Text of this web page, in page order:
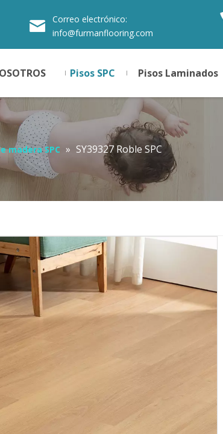
Correo electrónico:
info@furmanflooring.com
Pisos SPC Pisos Laminados
madera SPC » SY39327 Roble SPC